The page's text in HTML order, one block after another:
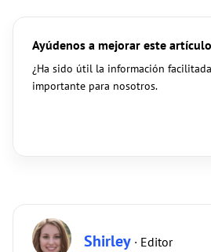
Ayúdenos a mejorar este artículo
¿Ha sido útil la información
importante para nosotros.
Shirley · Editor